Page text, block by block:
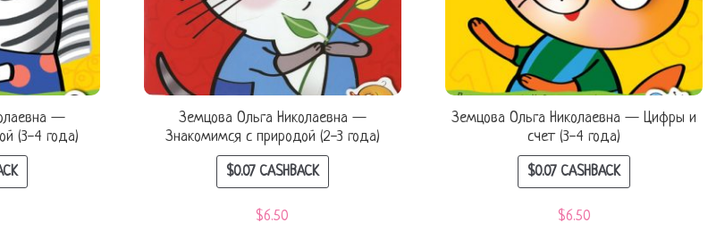
—
(3-4 года)
Земцова Ольга Николаевна —
Знакомимся с природой (2-3 года)
$0.07CASHBACK
$6.50
Земцова Ольга Николаевна — Цифры и
счет (3-4 года)
$0.07CASHBACK
$6.50